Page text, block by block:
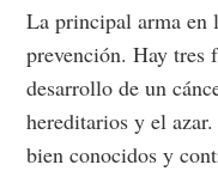
La principal arma en
prevención. Hay tres
desarrollo de un
hereditarios y el
bien conocidos y